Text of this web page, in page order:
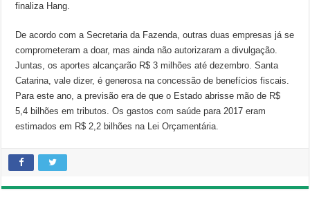
finaliza Hang.
De acordo com a Secretaria da Fazenda, outras duas empresas já se
comprometeram a doar, mas ainda não autorizaram a divulgação.
Juntas, os aportes alcançarão R$ 3 milhões até dezembro. Santa
Catarina, vale dizer, é generosa na concessão de benefícios fiscais.
Para este ano, a previsão era de que o Estado abrisse mão de R$
5,4 bilhões em tributos. Os gastos com saúde para 2017 eram
estimados em R$ 2,2 bilhões na Lei Orçamentária.